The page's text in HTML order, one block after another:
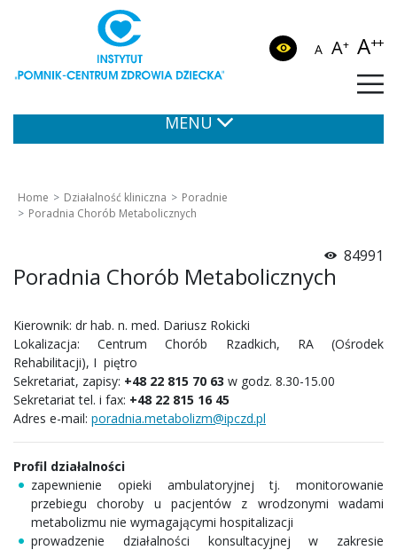
A A+ A++
MENU
Home Działalność kliniczna
Poradnie
Poradnia Chorób Metabolicznych
84991
Poradnia Chorób Metabolicznych
Kierownik: dr hab. n. med. Dariusz Rokicki
Lokalizacja: Centrum Chorób Rzadkich, RA (Ośrodek
Rehabilitacji), I piętro
Sekretariat, zapisy: +48 22 815 70 63 w godz. 8.30-15.00
Sekretariat tel. i fax: +48 22 815 16 45
Adres e-mail: poradnia.metabolizm@ipczd.pl
Profil działalności
zapewnienie opieki ambulatoryjnej tj. monitorowanie
przebiegu choroby u pacjentów z wrodzonymi wadami
metabolizmu nie wymagającymi hospitalizacji
prowadzenie działalności konsultacyjnej w zakresie